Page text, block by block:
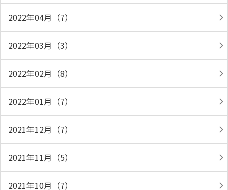
2022年04月（7）
2022年03月（3）
2022年02月（8）
2022年01月（7）
2021年12月（7）
2021年11月（5）
2021年10月（7）